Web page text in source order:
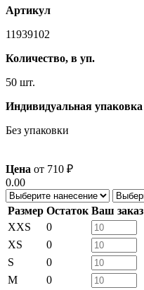
Артикул
11939102
Количество, в уп.
50 шт.
Индивидуальная упаковка
Без упаковки
Цена от 710 ₽
0.00
Размер Остаток Ваш заказ
XXS
0
XS
0
S
0
M
0